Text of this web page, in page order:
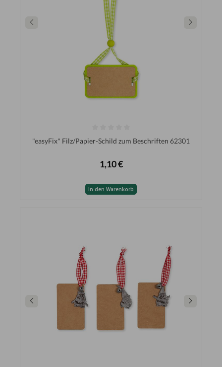
"easyFix" Filz/Papier-Schild zum Beschriften 62301
1,10 €
In den Warenkorb